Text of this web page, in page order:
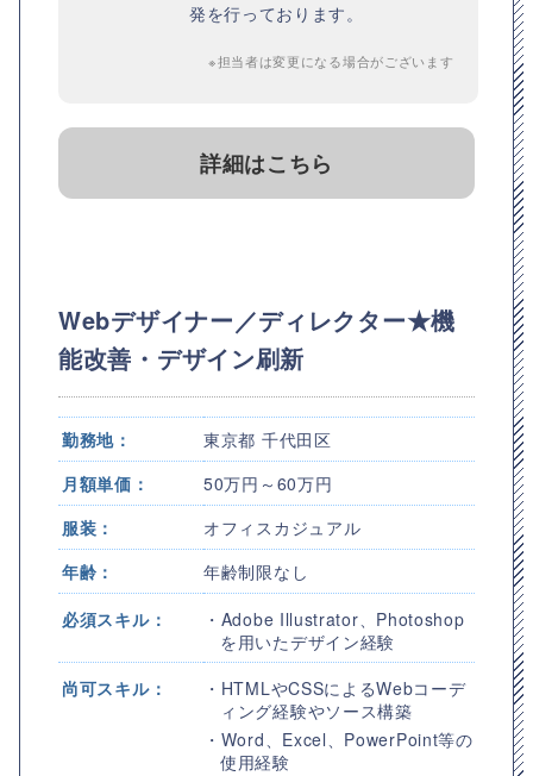
発を行っております。
※担当者は変更になる場合がございます
詳細はこちら
Webデザイナー／ディレクター★機
能改善・デザイン刷新
勤務地：
東京都 千代田区
月額単価：
50万円～60万円
服装：
オフィスカジュアル
年齢：
年齢制限なし
必須スキル：
・Adobe Illustrator、Photoshop
を用いたデザイン経験
尚可スキル：
・HTMLやCSSによるWebコーデ
ィング経験やソース構築
・Word、Excel、PowerPoint等の
使用経験